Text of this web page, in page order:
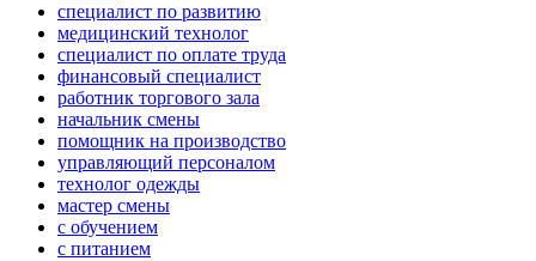
специалист по развитию
медицинский технолог
специалист по оплате труда
финансовый специалист
работник торгового зала
начальник смены
помощник на производство
управляющий персоналом
технолог одежды
мастер смены
с обучением
с питанием